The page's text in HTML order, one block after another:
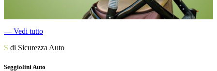
― Vedi tutto
S di Sicurezza Auto
Seggiolini Auto